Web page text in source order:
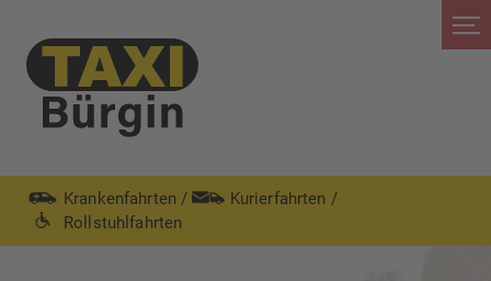
Krankenfahrten / Kurierfahrten /
Rollstuhlfahrten